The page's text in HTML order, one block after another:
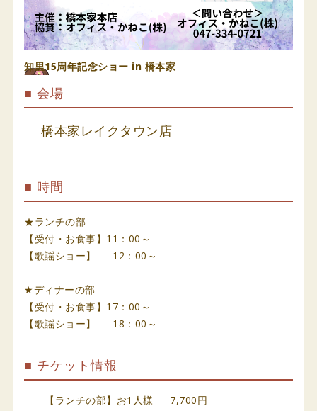
知里15周年記念ショー in 橋本家
■ 会場
橋本家レイクタウン店
■ 時間
★ランチの部
【受付・お食事】11：00～
【歌謡ショー】 12：00～
★ディナーの部
【受付・お食事】17：00～
【歌謡ショー】 18：00～
■ チケット情報
【ランチの部】お1人様 7,700円